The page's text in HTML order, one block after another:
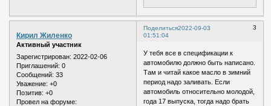
Поделиться 3
2022-09-03
01:51:04
Кирил Жиленко
Активный участник
Зарегистрирован: 2022-02-06
Приглашений: 0
Сообщений: 33
Уважение: +0
Позитив: +0
Провел на форуме:
У тебя все в спецификации к
автомобилю должно быть написано.
Там и читай какое масло в зимний
период надо заливать. Если
автомобиль относительно молодой,
года 17 выпуска, тогда надо брать